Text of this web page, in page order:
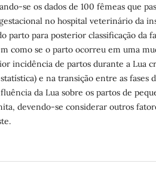
se os dados de 100 fêmeas que
no hospital veterinário da
parto para posterior classificação da
como se o parto ocorreu em uma
incidência de partos durante a Lua
e na transição entre as fases
da Lua sobre os partos de
devendo-se considerar outros